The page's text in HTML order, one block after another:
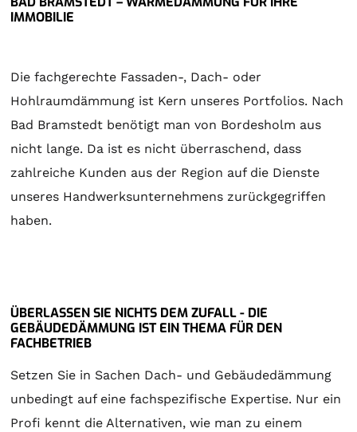
IMMOBILIE
Die fachgerechte Fassaden-, Dach- oder
Hohlraumdämmung ist Kern unseres Portfolios. Nach
Bad Bramstedt benötigt man von Bordesholm aus
nicht lange. Da ist es nicht überraschend, dass
zahlreiche Kunden aus der Region auf die Dienste
unseres Handwerksunternehmens zurückgegriffen
haben.
ÜBERLASSEN SIE NICHTS DEM ZUFALL - DIE
GEBÄUDEDÄMMUNG IST EIN THEMA FÜR DEN
FACHBETRIEB
Setzen Sie in Sachen Dach- und Gebäudedämmung
unbedingt auf eine fachspezifische Expertise. Nur ein
Profi kennt die Alternativen, wie man zu einem